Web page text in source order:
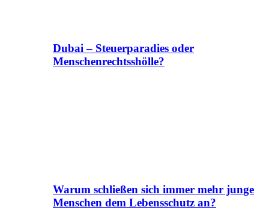
Dubai – Steuerparadies oder
Menschenrechtsshölle?
Warum schließen sich immer mehr junge
Menschen dem Lebensschutz an?